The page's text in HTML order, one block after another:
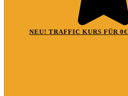
NEU! TRAFFIC KURS FÜR 0€